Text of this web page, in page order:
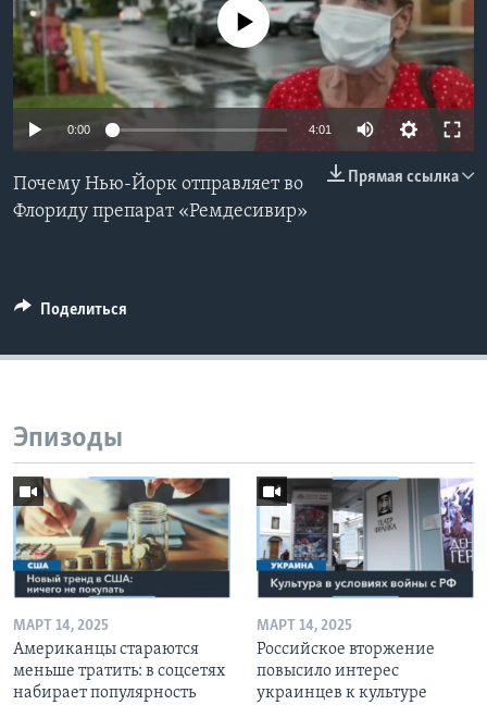
Learning English
СОЦИАЛЬНЫЕ СЕТИ
Языки
No media source currently available
0:00 4:01
Прямая ссылка
Почему Нью-Йорк отправляет во
Флориду препарат «Ремдесивир»
Поделиться
Эпизоды
МАРТ 14, 2025
Американцы стараются
меньше тратить: в соцсетях
набирает популярность
МАРТ 14, 2025
Российское вторжение
повысило интерес
украинцев к культуре